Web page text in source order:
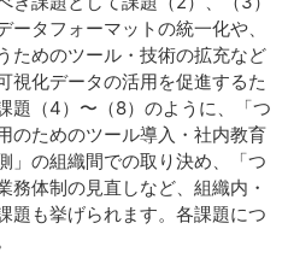
タフォーマットの統一化や、
ためのツール・技術の拡充など
視化データの活用を促進するた
題（4）〜（8）のように、「つ
のためのツール導入・社内教育
」の組織間での取り決め、「つ
務体制の見直しなど、組織内・
題も挙げられます。各課題につ